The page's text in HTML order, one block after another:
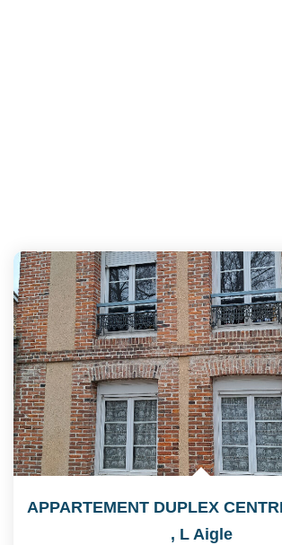
, L Aigle